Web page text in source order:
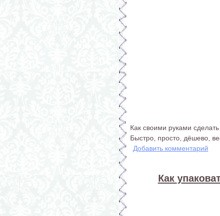
Как своими руками
Быстро, просто, дёшево,
Добавить комментарий
Как